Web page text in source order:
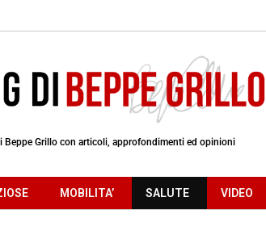
Beppe Grillo con articoli, approfondimenti ed opinioni
MOBILITA’ SALUTE VIDEO